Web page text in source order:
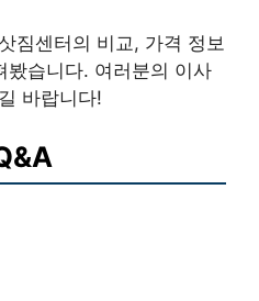
짐센터의 비교, 가격 정보
봤습니다. 여러분의 이사
바랍니다!